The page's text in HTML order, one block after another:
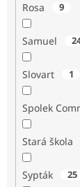
Rosa 9
Samuel
Slovart 1
Spolek
Stará škola
Sypták 25